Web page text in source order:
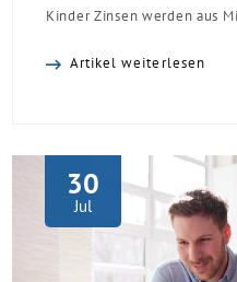
Kinder Zinsen werden aus
Einzelmaßnahmen […]
Artikel weiterlesen
30
Jul